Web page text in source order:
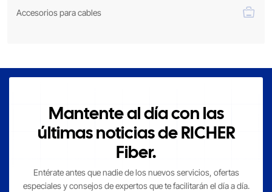
Accesorios para cables
Mantente al día con las
últimas noticias de RICHER
Fiber.
Entérate antes que nadie de los nuevos servicios, ofertas
especiales y consejos de expertos que te facilitarán el día a día.